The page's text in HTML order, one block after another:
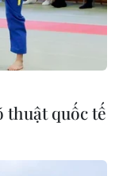
thuật quốc tế